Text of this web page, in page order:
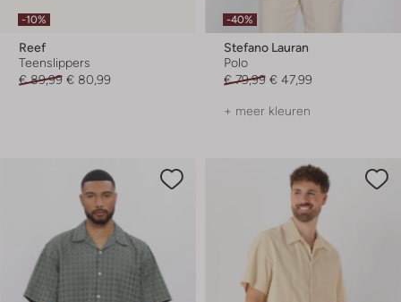
-10%
Reef
Teenslippers
€ 89,99 € 80,99
-40%
Stefano Lauran
Polo
€ 79,99 € 47,99
+ meer kleuren